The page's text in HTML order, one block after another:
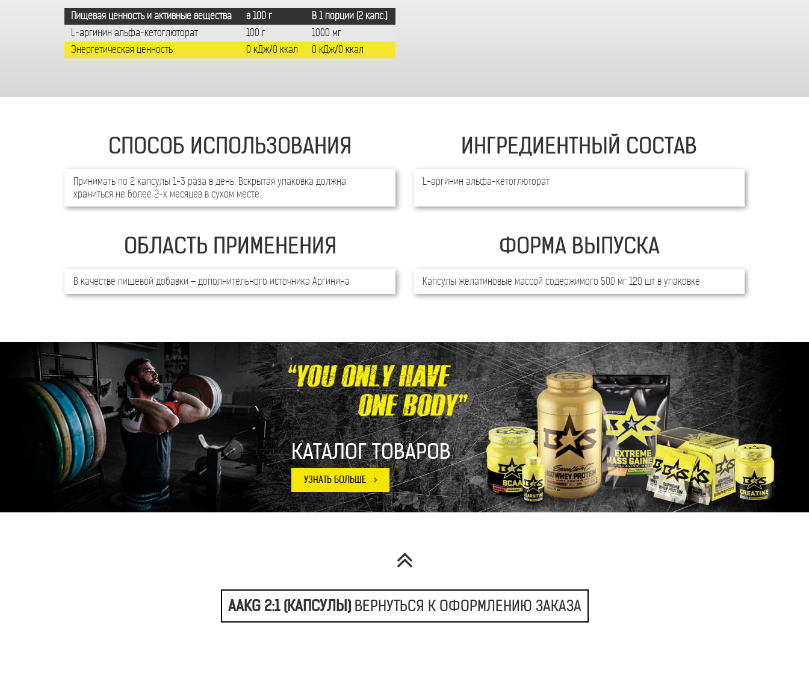
Пищевая ценность и активные вещества в 100 г
В 1 порции (2 капс.)
L-аргинин альфа-кетоглюторат
100 г
1000 мг
Энергетическая ценность
0 кДж/0 ккал 0 кДж/0 ккал
СПОСОБ ИСПОЛЬЗОВАНИЯ
Принимать по 2 капсулы 1-3 раза в день. Вскрытая упаковка должна
храниться не более 2-х месяцев в сухом месте.
ИНГРЕДИЕНТНЫЙ СОСТАВ
L-аргинин альфа-кетоглюторат
ОБЛАСТЬ ПРИМЕНЕНИЯ
В качестве пищевой добавки – дополнительного источника Аргинина
ФОРМА ВЫПУСКА
Капсулы желатиновые массой содержимого 500 мг 120 шт в упаковке
КАТАЛОГ ТОВАРОВ
AAKG 2:1 (КАПСУЛЫ)ВЕРНУТЬСЯ К ОФОРМЛЕНИЮ ЗАКАЗА